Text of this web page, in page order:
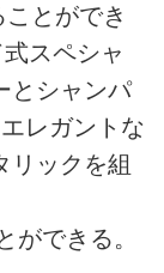
とができ
スペシャ
とシャンパ
レガントな
リックを組
ができる。